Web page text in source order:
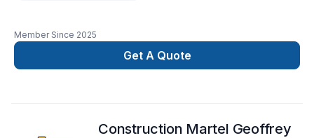
Member Since 2025
Get A Quote
Construction Martel Geoffrey